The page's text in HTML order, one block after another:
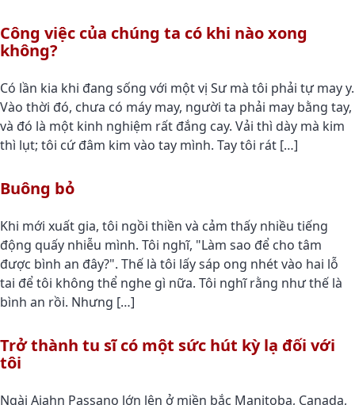
Công việc của chúng ta có khi nào xong
không?
Có lần kia khi đang sống với một vị Sư mà tôi phải tự may y.
Vào thời đó, chưa có máy may, người ta phải may bằng tay,
và đó là một kinh nghiệm rất đắng cay. Vải thì dày mà kim
thì lụt; tôi cứ đâm kim vào tay mình. Tay tôi rát […]
Buông bỏ
Khi mới xuất gia, tôi ngồi thiền và cảm thấy nhiều tiếng
động quấy nhiễu mình. Tôi nghĩ, "Làm sao để cho tâm
được bình an đây?". Thế là tôi lấy sáp ong nhét vào hai lỗ
tai để tôi không thể nghe gì nữa. Tôi nghĩ rằng như thế là
bình an rồi. Nhưng […]
Trở thành tu sĩ có một sức hút kỳ lạ đối với
tôi
Ngài Ajahn Passano lớn lên ở miền bắc Manitoba, Canada,